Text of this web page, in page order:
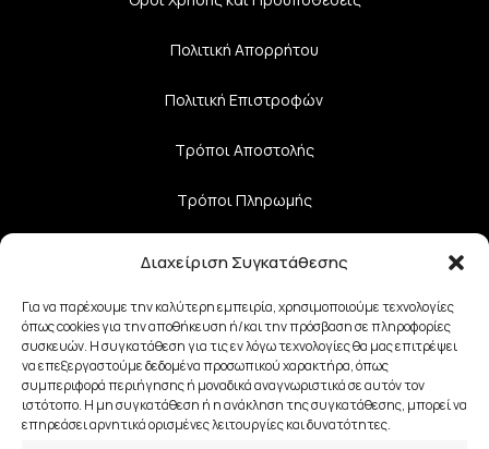
Διαχείριση Συγκατάθεσης
Για να παρέχουμε την καλύτερη εμπειρία, χρησιμοποιούμε τεχνολογίες
όπως cookies για την αποθήκευση ή/και την πρόσβαση σε πληροφορίες
συσκευών. Η συγκατάθεση για τις εν λόγω τεχνολογίες θα μας επιτρέψει
να επεξεργαστούμε δεδομένα προσωπικού χαρακτήρα, όπως
συμπεριφορά περιήγησης ή μοναδικά αναγνωριστικά σε αυτόν τον
ιστότοπο. Η μη συγκατάθεση ή η ανάκληση της συγκατάθεσης, μπορεί να
επηρεάσει αρνητικά ορισμένες λειτουργίες και δυνατότητες.
Πολιτική Aπορρήτου
Πολιτική Επιστροφών
Τρόποι Αποστολής
Τρόποι Πληρωμής
28ης Οκτωβρίου 33
41223, Λάρισα
info@lalimainas.gr